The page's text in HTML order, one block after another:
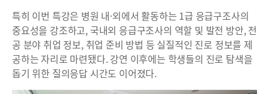
특히 이번 특강은 병원 내·외에서 활동하는 1급 응급구조사의
중요성을 강조하고, 국내외 응급구조사의 역할 및 발전 방안, 전
공 분야 취업 정보, 취업 준비 방법 등 실질적인 진로 정보를 제
공하는 자리로 마련됐다. 강연 이후에는 학생들의 진로 탐색을
돕기 위한 질의응답 시간도 이어졌다.